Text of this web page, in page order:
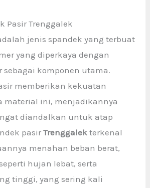
Pasir Trenggalek
jenis spandek yang terbuat
yang diperkaya dengan
sebagai komponen utama.
memberikan kekuatan
material ini, menjadikannya
diandalkan untuk atap
pasirTrenggalekterkenal
menahan beban berat,
hujan lebat, serta
tinggi, yang sering kali